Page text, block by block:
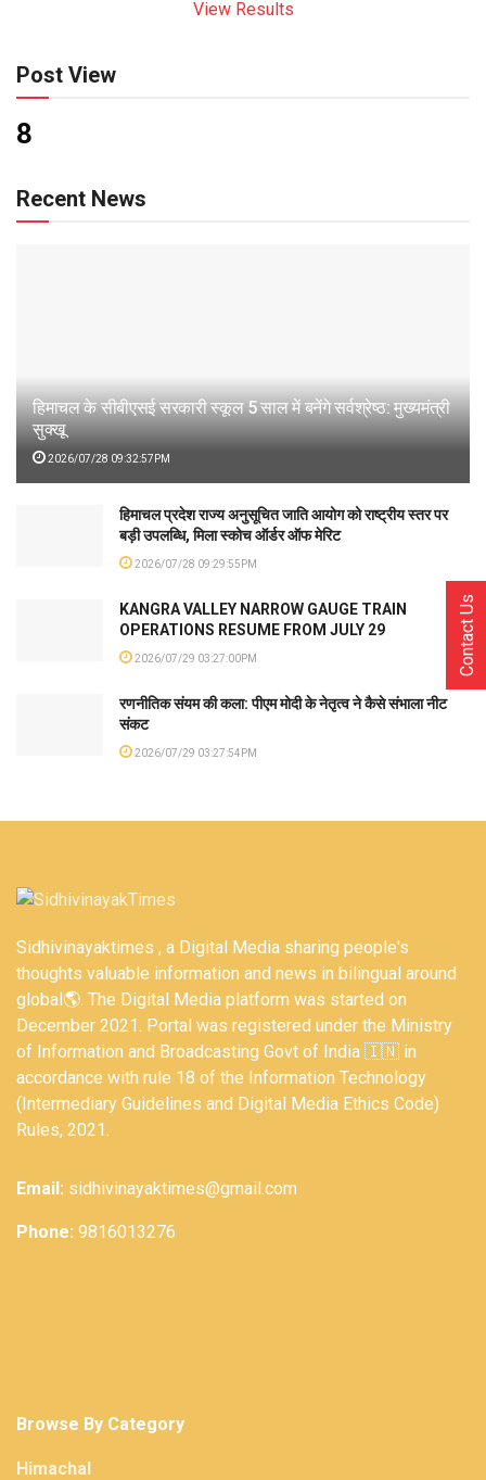
View Results
Post View
8
Recent News
हिमाचल के सीबीएसई सरकारी स्कूल 5 साल में बनेंगे सर्वश्रेष्ठ: मुख्यमंत्री
सुक्खू
2026/07/28 09:32:57PM
हिमाचल प्रदेश राज्य अनुसूचित जाति आयोग को राष्ट्रीय स्तर पर
बड़ी उपलब्धि, मिला स्कोच ऑर्डर ऑफ मेरिट
2026/07/28 09:29:55PM
KANGRA VALLEY NARROW GAUGE TRAIN
OPERATIONS RESUME FROM JULY 29
2026/07/29 03:27:00PM
रणनीतिक संयम की कला: पीएम मोदी के नेतृत्व ने कैसे संभाला नीट
संकट
2026/07/29 03:27:54PM
Sidhivinayaktimes , a Digital Media sharing people's
thoughts valuable information and news in bilingual around
global🌎. The Digital Media platform was started on
December 2021. Portal was registered under the Ministry
of Information and Broadcasting Govt of India 🇮🇳 in
accordance with rule 18 of the Information Technology
(Intermediary Guidelines and Digital Media Ethics Code)
Rules, 2021.
Email: sidhivinayaktimes@gmail.com
Phone: 9816013276
Browse By Category
Himachal
Contact Us